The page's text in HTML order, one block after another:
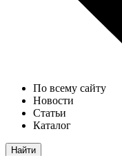
По всему сайту
Новости
Статьи
Каталог
Найти